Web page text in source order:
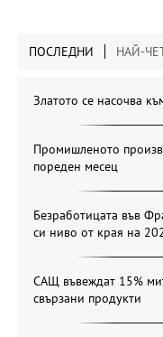
ПОСЛЕДНИ НАЙ-
Златото се насочва
Промишленото
пореден месец
Безработицата във
си ниво от края на
САЩ въвеждат 15%
свързани продукти